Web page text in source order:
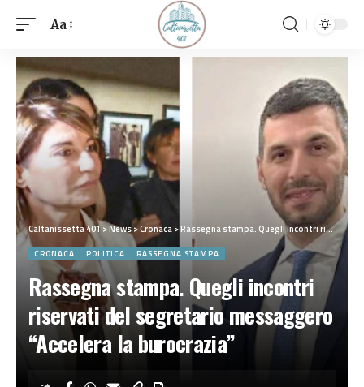
Aa
Caltanissetta 401>News>Cronaca>Rassegna stampa. Quegli incontri riservati del segretario messaggero “Accelera la burocrazia”
CRONACA POLITICA RASSEGNA STAMPA
Rassegna stampa. Quegli incontri
riservati del segretario messaggero
“Accelera la burocrazia”